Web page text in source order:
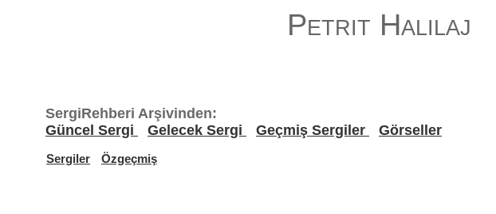
Petrit Halilaj
SergiRehberi Arşivinden:
Güncel Sergi
Gelecek Sergi Geçmiş Sergiler Görseller
Sergiler Özgeçmiş